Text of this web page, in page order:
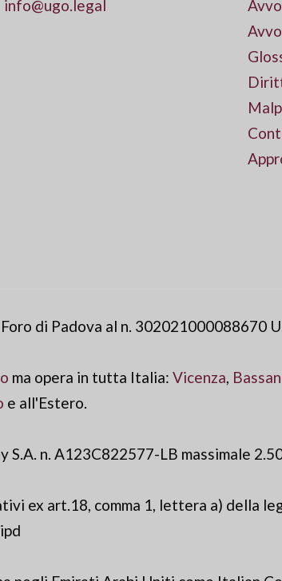
info@ugo.legal
di Padova al n. 302021000088670
ma opera in tutta Italia: Vicenza,
e all'Estero.
S.A. n. A123C822577-LB massimale
ex art.18, comma 1, lettera a) della